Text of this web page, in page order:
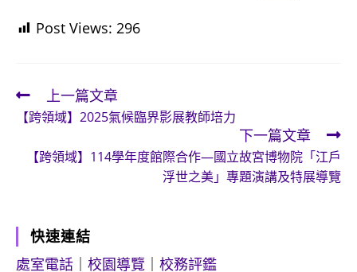
Post Views: 296
Read
more
articles
上一篇文章
【跨領域】2025氣候臨界影展教師培力
下一篇文章
【跨領域】114學年度館際合作—國立故宮博物院「江戶
浮世之美」專題演講及特展導覽
快速連結
處室電話
校園導覽
校務評鑑